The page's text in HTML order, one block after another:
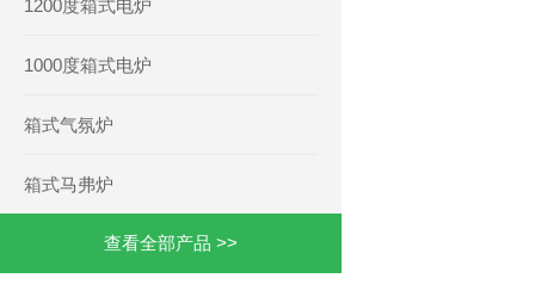
1200度箱式电炉
1000度箱式电炉
箱式气氛炉
箱式马弗炉
查看全部产品 >>